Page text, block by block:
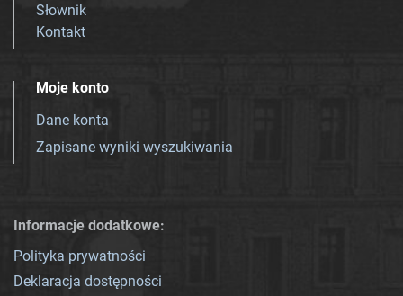
Słownik
Kontakt
Moje konto
Dane konta
Zapisane wyniki wyszukiwania
Informacje dodatkowe:
Polityka prywatności
Deklaracja dostępności